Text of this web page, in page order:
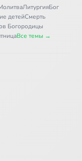
ЛитургияБог
детейСмерть
Богородицы
Все темы →